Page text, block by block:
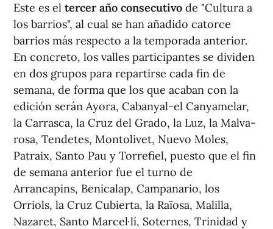
Este es el tercer año consecutivo de "Cultura a
los barrios", al cual se han añadido catorce
barrios más respecto a la temporada anterior.
En concreto, los valles participantes se dividen
en dos grupos para repartirse cada fin de
semana, de forma que los que acaban con la
edición serán Ayora, Cabanyal-el Canyamelar,
la Carrasca, la Cruz del Grado, la Luz, la Malva-
rosa, Tendetes, Montolivet, Nuevo Moles,
Patraix, Santo Pau y Torrefiel, puesto que el fin
de semana anterior fue el turno de
Arrancapins, Benicalap, Campanario, los
Orriols, la Cruz Cubierta, la Raïosa, Malilla,
Nazaret, Santo Marcel·lí, Soternes, Trinidad y